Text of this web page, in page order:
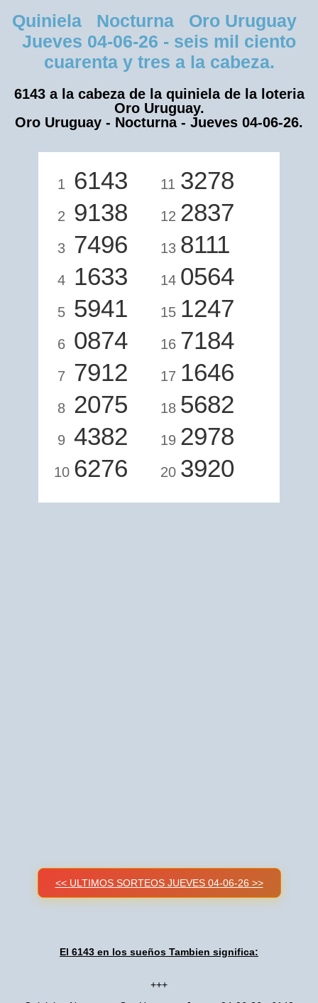
Quiniela Nocturna Oro Uruguay
Jueves 04-06-26 - seis mil ciento
cuarenta y tres a la cabeza.
6143 a la cabeza de la quiniela de la loteria
Oro Uruguay.
Oro Uruguay - Nocturna - Jueves 04-06-26.
1 6143
2 9138
3 7496
4 1633
5 5941
6 0874
7 7912
8 2075
9 4382
10 6276
11 3278
12 2837
13 8111
14 0564
15 1247
16 7184
17 1646
18 5682
19 2978
20 3920
<< ULTIMOS SORTEOS JUEVES 04-06-26 >>
El 6143 en los sueños Tambien significa:
+++